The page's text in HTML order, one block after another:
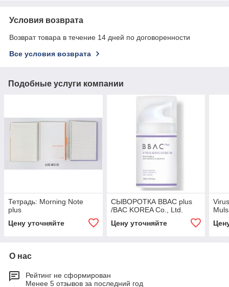
Условия возврата
Возврат товара в течение 14 дней по договоренности
Все условия возврата
Подобные услуги компании
Тетрадь: Morning Note
plus
Цену уточняйте
СЫВОРОТКА BBAC plus
/BAC KOREA Co., Ltd.
Цену уточняйте
О нас
Рейтинг не сформирован
Менее 5 отзывов за последний год